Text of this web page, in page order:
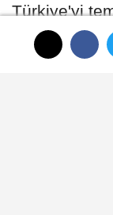
Türkiye'yi
Korkmaz,
altın